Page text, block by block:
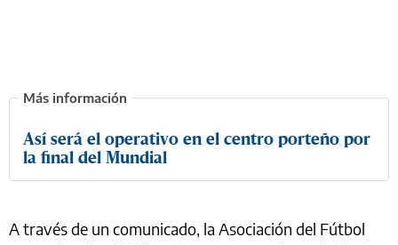
Así será el operativo en el centro porteño por
la final del Mundial
A través de un comunicado, la Asociación del Fútbol